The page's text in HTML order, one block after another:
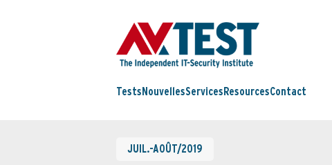
Tests NouvellesServices ResourcesContact
JUIL.-AOÛT/2019